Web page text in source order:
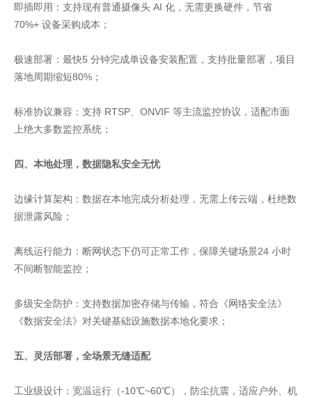
即插即用：支持现有普通摄像头 AI 化，无需更换硬件，节省
70%+ 设备采购成本；
极速部署：最快5 分钟完成单设备安装配置，支持批量部署，项目
落地周期缩短80%；
标准协议兼容：支持 RTSP、ONVIF 等主流监控协议，适配市面
上绝大多数监控系统；
四、本地处理，数据隐私安全无忧
边缘计算架构：数据在本地完成分析处理，无需上传云端，杜绝数
据泄露风险；
离线运行能力：断网状态下仍可正常工作，保障关键场景24 小时
不间断智能监控；
多级安全防护：支持数据加密存储与传输，符合《网络安全法》
《数据安全法》对关键基础设施数据本地化要求；
五、灵活部署，全场景无缝适配
工业级设计：宽温运行（-10℃~60℃），防尘抗震，适应户外、机